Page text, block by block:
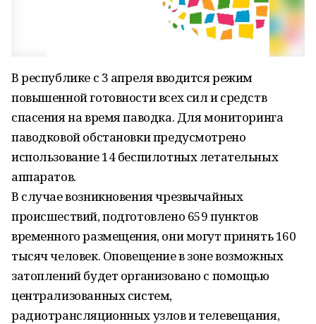
В республике с 3 апреля вводится режим
повышенной готовности всех сил и средств
спасения на время паводка. Для мониторинга
паводковой обстановки предусмотрено
использование 14 беспилотных летательных
аппаратов.
В случае возникновения чрезвычайных
происшествий, подготовлено 659 пунктов
временного размещения, они могут принять 160
тысяч человек. Оповещение в зоне возможных
затоплений будет организовано с помощью
централизованных систем,
радиотрансляционных узлов и телевещания,